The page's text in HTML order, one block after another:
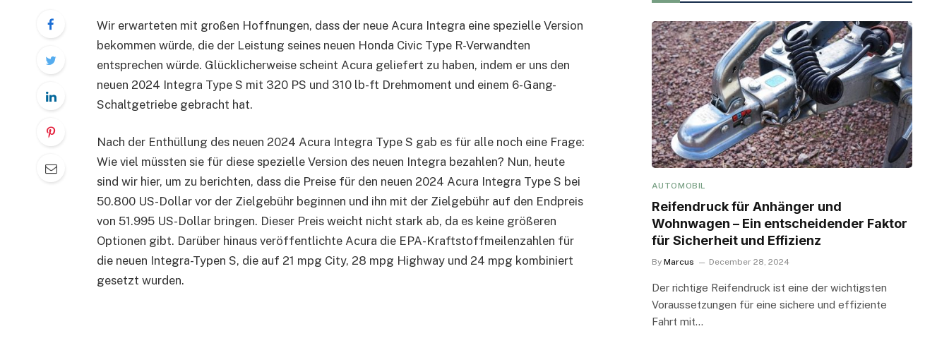
Wir erwarteten mit großen Hoffnungen, dass der neue Acura Integra eine spezielle Version
bekommen würde, die der Leistung seines neuen Honda Civic Type R-Verwandten
entsprechen würde. Glücklicherweise scheint Acura geliefert zu haben, indem er uns den
neuen 2024 Integra Type S mit 320 PS und 310 lb-ft Drehmoment und einem 6-Gang-
Schaltgetriebe gebracht hat.
Nach der Enthüllung des neuen 2024 Acura Integra Type S gab es für alle noch eine Frage:
Wie viel müssten sie für diese spezielle Version des neuen Integra bezahlen? Nun, heute
sind wir hier, um zu berichten, dass die Preise für den neuen 2024 Acura Integra Type S bei
50.800 US-Dollar vor der Zielgebühr beginnen und ihn mit der Zielgebühr auf den Endpreis
von 51.995 US-Dollar bringen. Dieser Preis weicht nicht stark ab, da es keine größeren
Optionen gibt. Darüber hinaus veröffentlichte Acura die EPA-Kraftstoffmeilenzahlen für
die neuen Integra-Typen S, die auf 21 mpg City, 28 mpg Highway und 24 mpg kombiniert
gesetzt wurden.
AUTOMOBIL
Reifendruck für Anhänger und
Wohnwagen – Ein entscheidender Faktor
für Sicherheit und Effizienz
By Marcus December 28, 2024
Der richtige Reifendruck ist eine der wichtigsten
Voraussetzungen für eine sichere und effiziente
Fahrt mit…